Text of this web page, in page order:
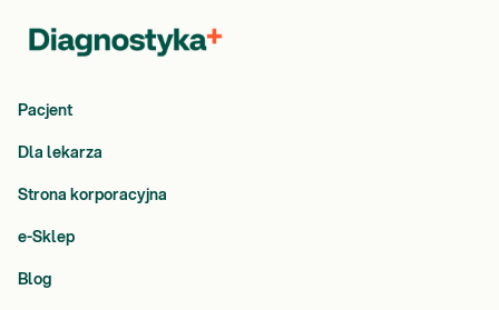
Pacjent
Dla lekarza
Strona korporacyjna
e-Sklep
Blog